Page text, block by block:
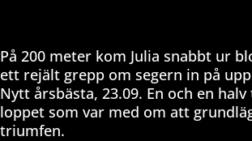
På 200 meter kom Julia snabbt ur
ett rejält grepp om segern in på
Nytt årsbästa, 23.09. En och en
loppet som var med om att
triumfen.